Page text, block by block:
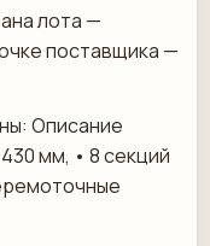
лота —
поставщика —
Описание
мм, • 8 секций